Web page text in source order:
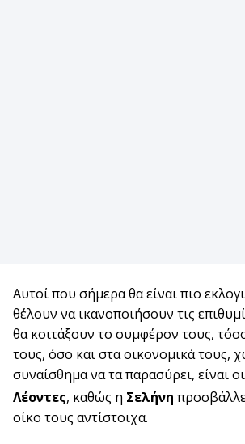
Αυτοί που σήμερα θα είναι πιο
θέλουν να ικανοποιήσουν τις
θα κοιτάξουν το συμφέρον τους,
τους, όσο και στα οικονομικά τους,
συναίσθημα να τα παρασύρει, είναι οι
Λέοντες, καθώς η Σελήνη
οίκο τους αντίστοιχα.